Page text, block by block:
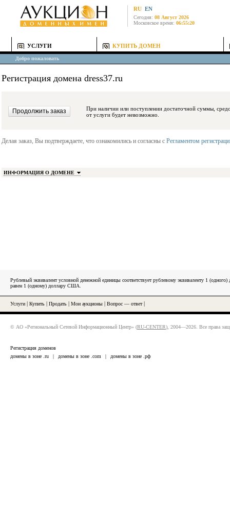
RU EN
Сегодня: 08 Август 2026
Московское время: 06:55:20
УСЛУГИ КУПИТЬ ДОМЕН
Добро пожаловать
Регистрация домена dress37.ru
При наличии или поступлении достаточной суммы, средства будут
от услуги будет невозможно.
Делая заказ, Вы подтверждаете, что ознакомились и согласны с Регламентом
ИНФОРМАЦИЯ О ДОМЕНЕ
Рублевый эквивалент условной денежной единицы соответствует рублевому эквиваленту 1
равен 1 (одному) доллару США.
Услуги Купить Продать Мои аукционы Вопрос — ответ|
© АО «Региональный Сетевой Информационный Центр» (RU-CENTER), 2004—2026. Все права
Регистрация доменов
домены в зоне .ru
| домены в зоне .com | домены в зоне .рф